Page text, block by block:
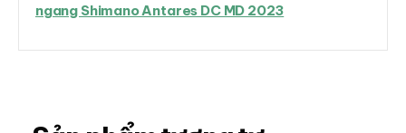
ngang Shimano Antares DC MD 2023